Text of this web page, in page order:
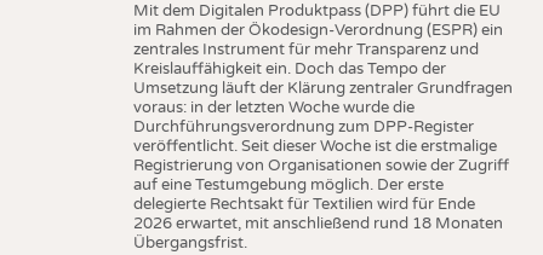
Mit dem Digitalen Produktpass (DPP) führt die EU
im Rahmen der Ökodesign-Verordnung (ESPR) ein
zentrales Instrument für mehr Transparenz und
Kreislauffähigkeit ein. Doch das Tempo der
Umsetzung läuft der Klärung zentraler Grundfragen
voraus: in der letzten Woche wurde die
Durchführungsverordnung zum DPP-Register
veröffentlicht. Seit dieser Woche ist die erstmalige
Registrierung von Organisationen sowie der Zugriff
auf eine Testumgebung möglich. Der erste
delegierte Rechtsakt für Textilien wird für Ende
2026 erwartet, mit anschließend rund 18 Monaten
Übergangsfrist.